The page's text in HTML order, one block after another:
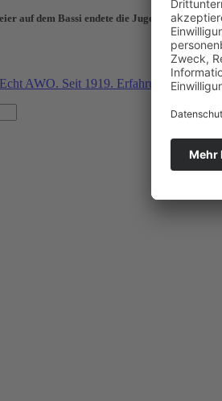
auf dem Bassi endete die